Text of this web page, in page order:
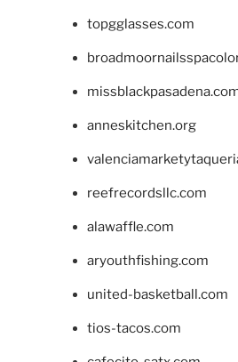
topgglasses.com
anneskitchen.org
reefrecordsllc.com
alawaffle.com
aryouthfishing.com
united-basketball.com
tios-tacos.com